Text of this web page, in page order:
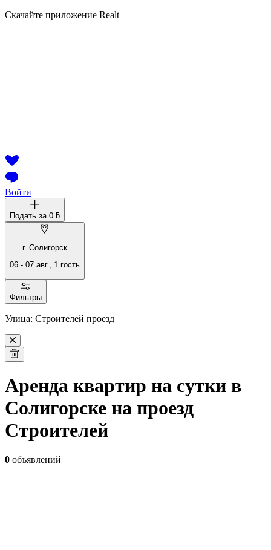
Скачайте приложение Realt
Войти
Подать за 0 ƃ
г. Солигорск
06 - 07 авг., 1 гость
Фильтры
Улица: Строителей проезд
Аренда квартир на сутки в
Солигорске на проезд
Строителей
0 объявлений